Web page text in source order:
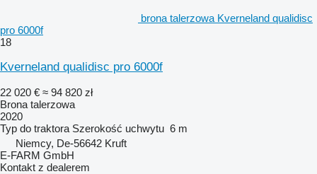
brona talerzowa Kverneland qualidisc
pro 6000f
18
Kverneland qualidisc pro 6000f
22 020 € ≈ 94 820 zł
Brona talerzowa
2020
Typ do traktora Szerokość uchwytu 6 m
Niemcy, De-56642 Kruft
E-FARM GmbH
Kontakt z dealerem